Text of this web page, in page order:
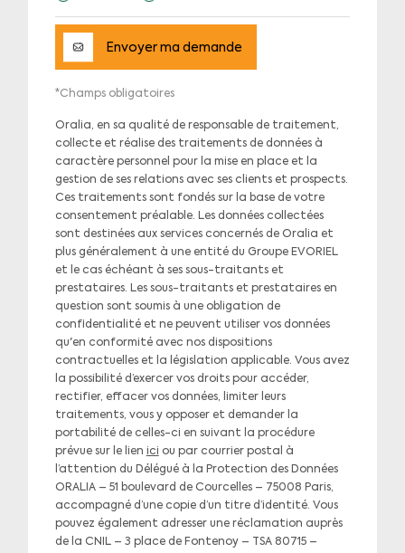
Envoyer ma demande
*Champs obligatoires
Oralia, en sa qualité de responsable de traitement,
collecte et réalise des traitements de données à
caractère personnel pour la mise en place et la
gestion de ses relations avec ses clients et prospects.
Ces traitements sont fondés sur la base de votre
consentement préalable. Les données collectées
sont destinées aux services concernés de Oralia et
plus généralement à une entité du Groupe EVORIEL
et le cas échéant à ses sous-traitants et
prestataires. Les sous-traitants et prestataires en
question sont soumis à une obligation de
confidentialité et ne peuvent utiliser vos données
qu'en conformité avec nos dispositions
contractuelles et la législation applicable. Vous avez
la possibilité d’exercer vos droits pour accéder,
rectifier, effacer vos données, limiter leurs
traitements, vous y opposer et demander la
portabilité de celles-ci en suivant la procédure
prévue sur le lien ici ou par courrier postal à
l’attention du Délégué à la Protection des Données
ORALIA – 51 boulevard de Courcelles – 75008 Paris,
accompagné d’une copie d’un titre d’identité. Vous
pouvez également adresser une réclamation auprès
de la CNIL – 3 place de Fontenoy – TSA 80715 –